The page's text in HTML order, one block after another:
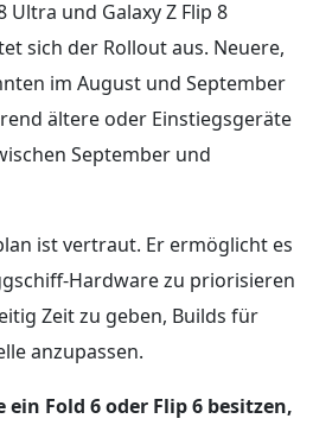
Ultra und Galaxy Z Flip 8
sich der Rollout aus. Neuere,
im August und September
ältere oder Einstiegsgeräte
September und
ist vertraut. Er ermöglicht es
Hardware zu priorisieren
Zeit zu geben, Builds für
anzupassen.
ein Fold 6 oder Flip 6 besitzen,